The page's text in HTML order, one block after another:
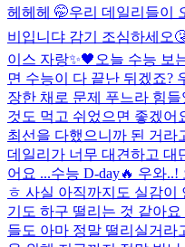
헤헤헤 🤭우리 데일리들이
비입니댜 감기 조심하세
이스 자랑✨🖤 오늘 수능 보
면 수능이 다 끝난 뒤겠죠?
장한 채로 문제 푸느라 힘
것도 먹고 쉬었으면 좋겠어
최선을 다했으니까 된 거라
데일리가 너무 대견하고 대
어요 ...수능 D-day🔥 우와
ㅎ 사실 아직까지도 실감이
기도 하구 떨리는 것 같아
들도 아마 정말 떨리실거라